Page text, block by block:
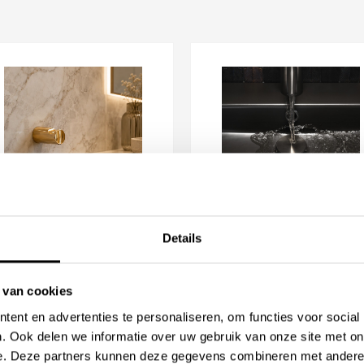
Details
van cookies
en advertenties te personaliseren, om functies voor social
Ook delen we informatie over uw gebruik van onze site met
Deze partners kunnen deze gegevens combineren met
toiletrolhouders en
met 2 knoppen • geschikt
• te combineren met
toiletruimtes en
130,38
in